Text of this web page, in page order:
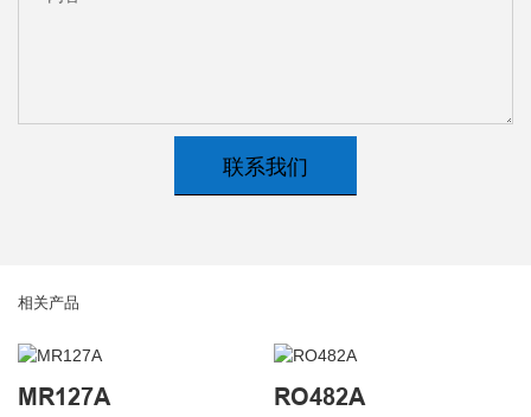
联系我们
相关产品
MR127A RO482A